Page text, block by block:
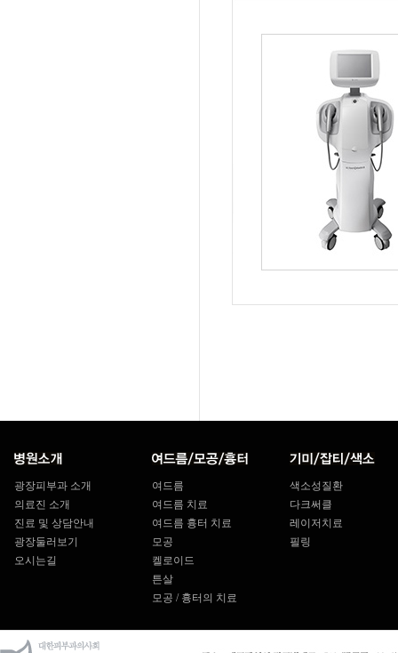
광장피부과 소개
의료진 소개
진료 및 상담안내
광장둘러보기
오시는길
여드름
여드름 치료
여드름 흉터 치료
모공
켈로이드
튼살
모공 / 흉터의 치료
색소성질환
다크써클
레이저치료
필링